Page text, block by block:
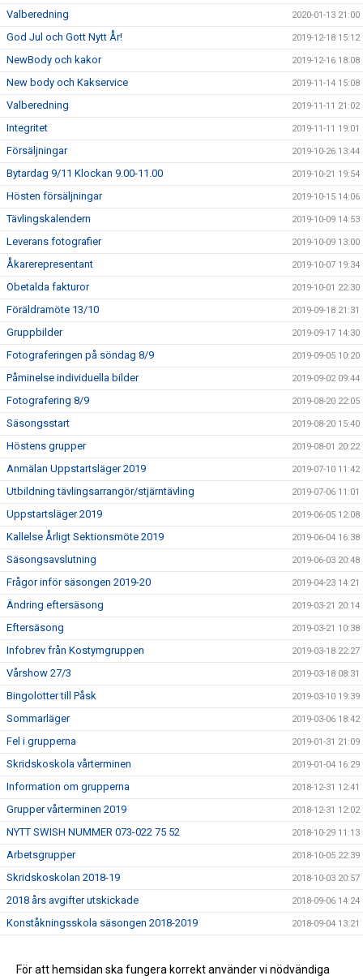
Valberedning 2020-01-13 21:00
God Jul och Gott Nytt År! 2019-12-18 15:12
NewBody och kakor 2019-12-16 18:08
New body och Kakservice 2019-11-14 15:08
Valberedning 2019-11-11 21:02
Integritet 2019-11-11 19:01
Försäljningar 2019-10-26 13:44
Bytardag 9/11 Klockan 9.00-11.00 2019-10-21 19:54
Hösten försäljningar 2019-10-15 14:06
Tävlingskalendern 2019-10-09 14:53
Leverans fotografier 2019-10-09 13:00
Åkarerepresentant 2019-10-07 19:34
Obetalda fakturor 2019-10-01 22:30
Föräldramöte 13/10 2019-09-18 21:31
Gruppbilder 2019-09-17 14:30
Fotograferingen på söndag 8/9 2019-09-05 10:20
Påminelse individuella bilder 2019-09-02 09:44
Fotografering 8/9 2019-08-20 22:05
Säsongsstart 2019-08-20 15:40
Höstens grupper 2019-08-01 20:22
Anmälan Uppstartsläger 2019 2019-07-10 11:42
Utbildning tävlingsarrangör/stjärntävling 2019-07-06 11:01
Uppstartsläger 2019 2019-06-05 12:08
Kallelse Årligt Sektionsmöte 2019 2019-06-04 16:38
Säsongsavslutning 2019-06-03 20:48
Frågor inför säsongen 2019-20 2019-04-23 14:21
Ändring eftersäsong 2019-03-21 20:14
Eftersäsong 2019-03-21 10:38
Infobrev från Kostymgruppen 2019-03-18 22:27
Vårshow 27/3 2019-03-18 08:31
Bingolotter till Påsk 2019-03-10 19:39
Sommarläger 2019-03-06 18:42
Fel i grupperna 2019-01-31 21:09
Skridskoskola vårterminen 2019-01-04 16:29
Information om grupperna 2018-12-31 12:41
Grupper vårterminen 2019 2018-12-31 12:02
NYTT SWISH NUMMER 073-022 75 52 2018-10-29 11:13
Arbetsgrupper 2018-10-05 22:39
Skridskoskolan 2018-19 2018-10-03 20:57
2018 års avgifter utskickade 2018-09-06 14:24
Konståkningsskola säsongen 2018-2019 2018-09-04 13:21
Säsongen 2018-2019 2018-08-27 13:26
För att hemsidan ska fungera korrekt använder vi nödvändiga